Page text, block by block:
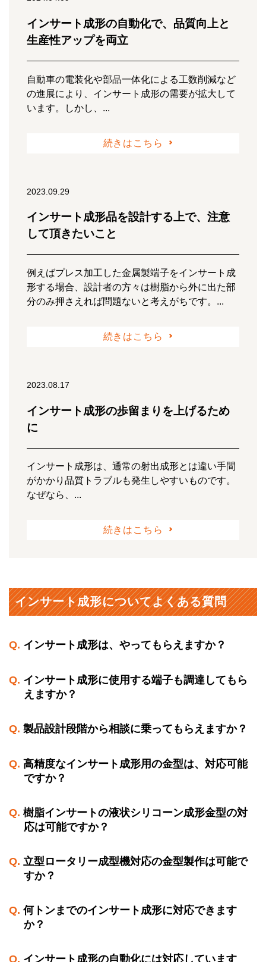
インサート成形の自動化で、品質向上と
生産性アップを両立
自動車の電装化や部品一体化による工数削減など
の進展により、インサート成形の需要が拡大して
います。しかし、...
続きはこちら
2023.09.29
インサート成形品を設計する上で、注意
して頂きたいこと
例えばプレス加工した金属製端子をインサート成
形する場合、設計者の方々は樹脂から外に出た部
分のみ押さえれば問題ないと考えがちです。...
続きはこちら
2023.08.17
インサート成形の歩留まりを上げるため
に
インサート成形は、通常の射出成形とは違い手間
がかかり品質トラブルも発生しやすいものです。
なぜなら、...
続きはこちら
インサート成形についてよくある質問
インサート成形は、やってもらえますか？
インサート成形に使用する端子も調達してもら
えますか？
製品設計段階から相談に乗ってもらえますか？
高精度なインサート成形用の金型は、対応可能
ですか？
樹脂インサートの液状シリコーン成形金型の対
応は可能ですか？
立型ロータリー成型機対応の金型製作は可能で
すか？
何トンまでのインサート成形に対応できます
か？
インサート成形の自動化には対応しています